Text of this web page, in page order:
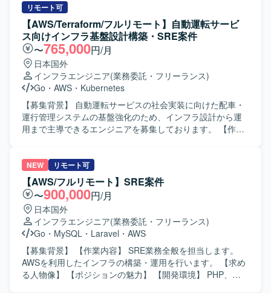
ことができます。 また、運用設計からインフラ構築まで一
連の工程に関わることで、クラウドデータ基盤エンジニア
としてのスキルを幅広く磨いていただけます。 【開発環
境】 Databricks, AWS, Terraform などを用いたデータ処理
基盤およびインフラ基盤構成になります。
会社システムとの接続妥当性確認、ネットワークや認証、
鍵管理等の基盤観点での確認、リスクや懸念点、推奨事項
の整理を実施していただきます。また、レビュー資料や説
明資料などのドキュメント作成、および顧客や関係部門と
の調整・説明対応もご担当いただきます。 【求める人物
像】 インフラ基盤全体を理解し、技術的な観点からリスク
や懸念点を整理できる方を求めております。関係者と調整
しながら、一人称で資料作成や説明対応ができ、ITに詳し
くない関係者に対してもリスクや推奨事項を分かりやすく
説明できる方を想定しております。AWS経験が浅い場合で
も、既存のインフラ経験を活かしてキャッチアップできる
盤SEや技術調整SEとしての経験を積むことができます。構
築作業だけでなく、要件定義や技術評価、関係者調整など
上流寄りの業務を通じて、インフラアーキテクチャやセキ
ュリティ、非機能要件に関する知見を広く深く身につけて
いただけます。 【開発環境】 AWSクラウド基盤を中心とし
たインフラ環境となります。ネットワーク、認証、鍵管理
などの基盤セキュリティや、外部システムとの接続を含む
構成評価に携わっていただきます。
リモート可
【AWS/Terraform/フルリモート】自動運転サービ
ス向けインフラ基盤設計構築・SRE案件
〜765,000円/月
日本国外
インフラエンジニア(業務委託・フリーランス)
Go ・ AWS ・ Kubernetes
【募集背景】 自動運転サービスの社会実装に向けた配車・
運行管理システムの基盤強化のため、インフラ設計から運
用まで主導できるエンジニアを募集しております。 【作業
ていただきます。 サービス立ち上げの初期フェーズから参
画し、アーキテクト設計や基本設計（主にセキュリティや
可観測性などの非機能要件）を実施していただきます。 そ
の後はインフラエンジニア/SREとして、環境の構築および
最適化を主導していただきます。 具体的には、開発および
サービス提供基盤のアーキテクト設計や基本設計、DevOps
環境の設計・構築、SREとして環境の自動化や最適化など
を行っていただきます。 【求める人物像】 自ら主体的にサ
ービス基盤づくりに取り組み、非機能要件を意識した設
計・改善ができる方を求めております。 長期的なサービス
NEW リモート可
【AWS/フルリモート】SRE案件
〜900,000円/月
日本国外
インフラエンジニア(業務委託・フリーランス)
Go ・ MySQL ・ Laravel ・ AWS
【募集背景】 【作業内容】 SRE業務全般を担当します。
AWSを利用したインフラの構築・運用を行います。 【求め
る人物像】 【ポジションの魅力】 【開発環境】 PHP、